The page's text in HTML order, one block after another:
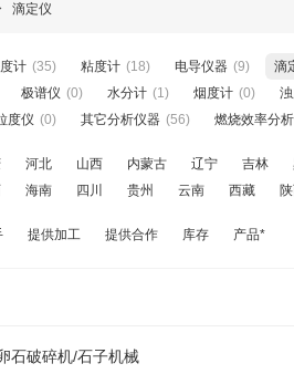
滴定仪
计 (35) 粘度计 (18) 电导仪器 (9) 滴
极谱仪 (0) 水分计 (1) 烟度计 (0)
度仪 (0) 其它分析仪器 (56) 燃烧效率分
河北 山西 内蒙古 辽宁 吉林
海南 四川 贵州 云南 西藏
提供加工 提供合作 库存 产品*
石破碎机/石子机械